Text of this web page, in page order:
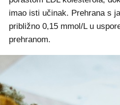
imao isti učinak. Prehrana s
približno 0,15 mmol/L u
prehranom.